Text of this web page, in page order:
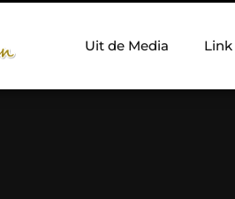
Uit de Media